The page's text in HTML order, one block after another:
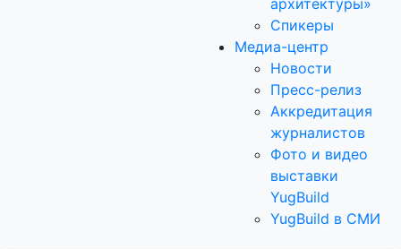
архитектуры»
Спикеры
Медиа-центр
Новости
Пресс-релиз
Аккредитация
журналистов
Фото и видео
выставки
YugBuild
YugBuild в СМИ